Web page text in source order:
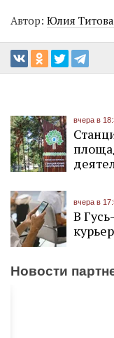
Автор: Юлия Титова
вчера в
вчера в
В
Новости